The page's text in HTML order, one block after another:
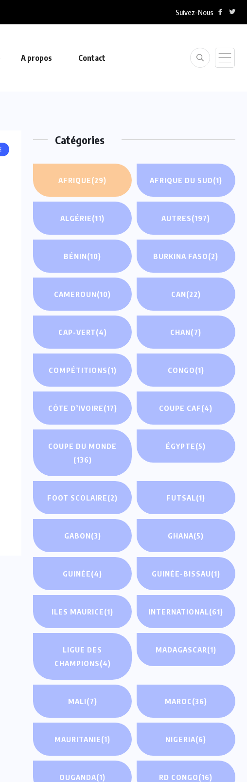
Suivez-Nous
A propos Contact
Catégories
AFRIQUE(29) AFRIQUE DU SUD(1)
ALGÉRIE(11) AUTRES(197)
BÉNIN(10) BURKINA FASO(2)
CAMEROUN(10) CAN(22)
CAP-VERT(4) CHAN(7)
COMPÉTITIONS(1) CONGO(1)
CÔTE D’IVOIRE(17) COUPE CAF(4)
COUPE DU MONDE
(136)
ÉGYPTE(5)
FOOT SCOLAIRE(2) FUTSAL(1)
GABON(3) GHANA(5)
GUINÉE(4) GUINÉE-BISSAU(1)
ILES MAURICE(1) INTERNATIONAL(61)
LIGUE DES
CHAMPIONS(4)
MADAGASCAR(1)
MALI(7) MAROC(36)
MAURITANIE(1) NIGERIA(6)
OUGANDA(1) RD CONGO(16)